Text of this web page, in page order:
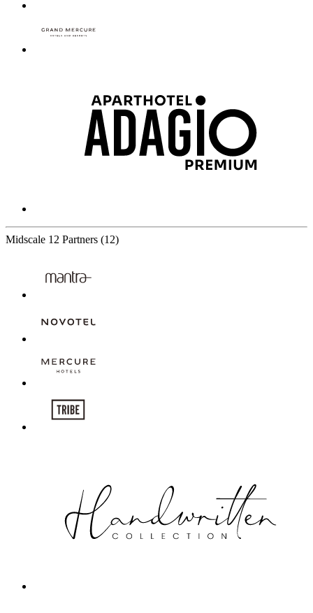
Midscale 12 Partners (12)